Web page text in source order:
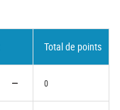
Total de points
0